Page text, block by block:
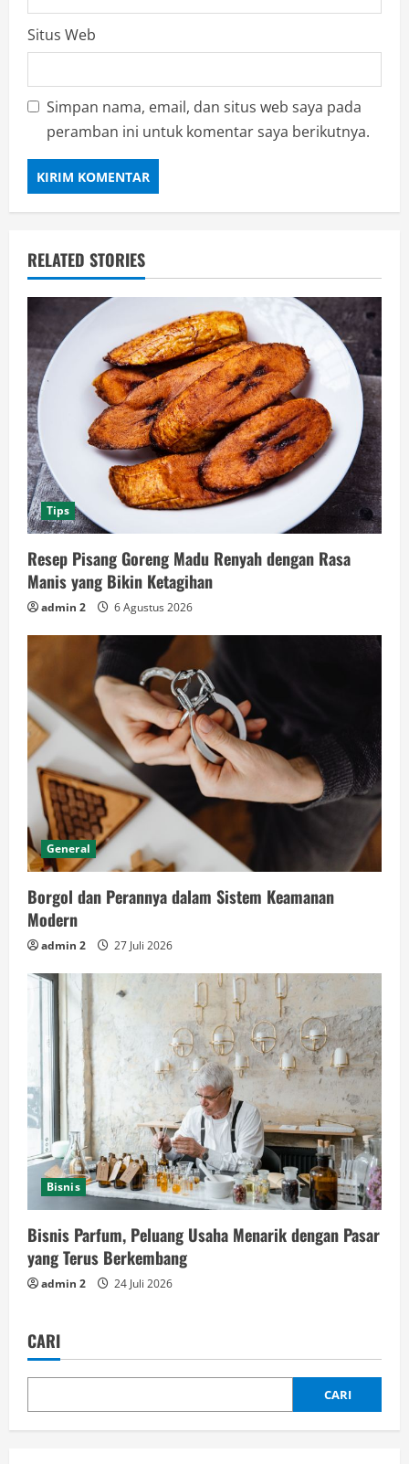
Situs Web
Simpan nama, email, dan situs web saya pada
peramban ini untuk komentar saya berikutnya.
RELATED STORIES
Tips
Resep Pisang Goreng Madu Renyah dengan Rasa
Manis yang Bikin Ketagihan
admin 2 6 Agustus 2026
General
Borgol dan Perannya dalam Sistem Keamanan
Modern
admin 2 27 Juli 2026
Bisnis
Bisnis Parfum, Peluang Usaha Menarik dengan Pasar
yang Terus Berkembang
admin 2 24 Juli 2026
CARI
CARI